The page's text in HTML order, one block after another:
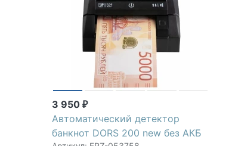
3 950 ₽
Автоматический детектор
банкнот DORS 200 new без АКБ